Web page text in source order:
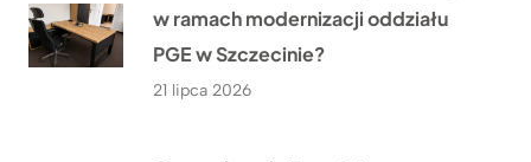
w ramach modernizacji oddziału
PGE w Szczecinie?
21 lipca 2026